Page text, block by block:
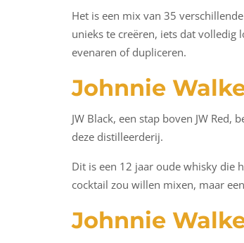
Het is een mix van 35
unieks te creëren, iets dat
evenaren of dupliceren.
Johnnie
JW Black, een stap boven JW
deze distilleerderij.
Dit is een 12 jaar oude whisky die
cocktail zou willen mixen, maar
Johnnie